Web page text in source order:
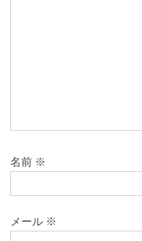
名前 ※
メール ※